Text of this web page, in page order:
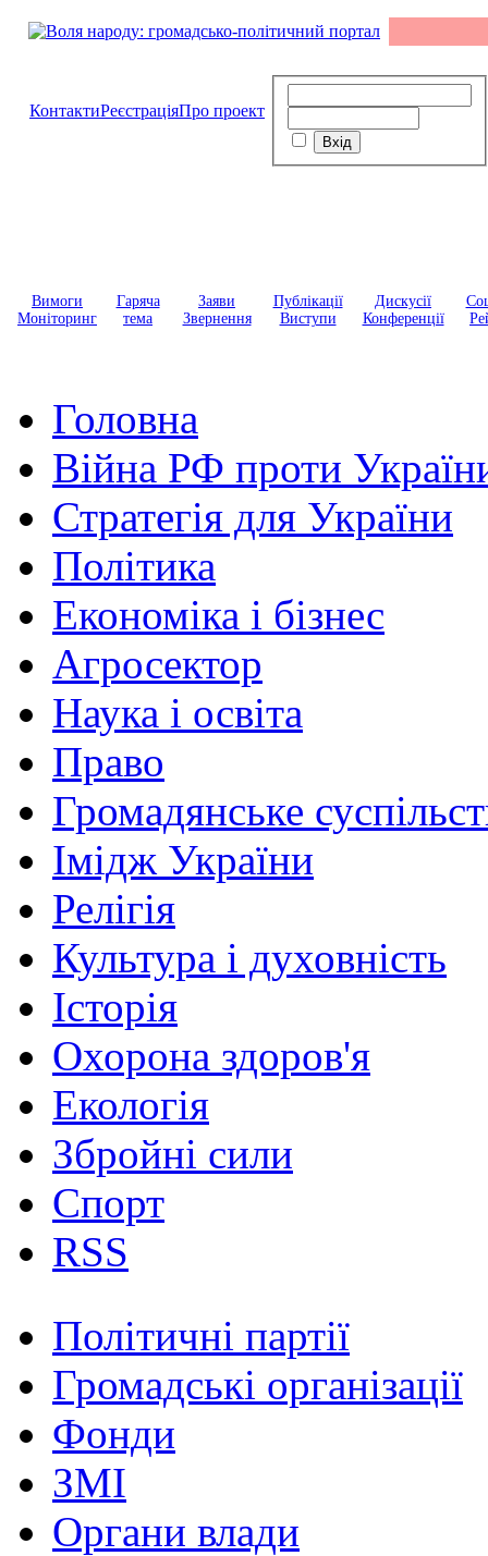
КонтактиРеєстраціяПро проект
Вимоги
Моніторинг
Гаряча
тема
Заяви
Звернення
Публікації
Виступи
Дискусії
Конференції
Головна
Війна РФ проти
Стратегія для України
Політика
Економіка і бізнес
Агросектор
Наука і освіта
Право
Громадянське
Імідж України
Релігія
Культура і духовність
Історія
Охорона здоров'я
Екологія
Збройні сили
Спорт
RSS
Політичні партії
Громадські організації
Фонди
ЗМІ
Органи влади